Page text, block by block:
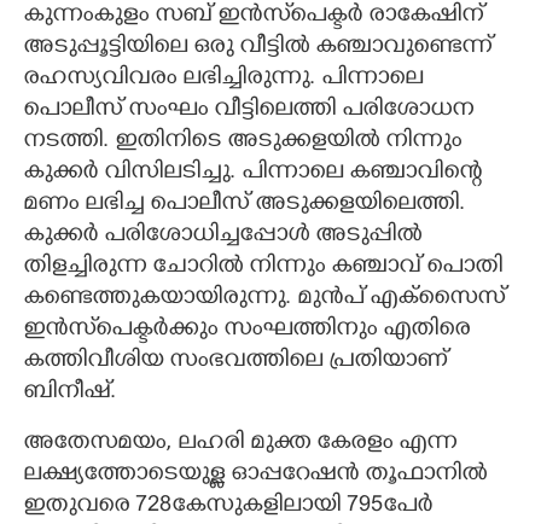
കുന്നംകുളം സബ് ഇൻസ്‌പെക്ടർ രാകേഷിന്
അടുപ്പൂട്ടിയിലെ ഒരു വീട്ടിൽ ക‌ഞ്ചാവുണ്ടെന്ന്
രഹസ്യവിവരം ലഭിച്ചിരുന്നു. പിന്നാലെ
പൊലീസ് സംഘം വീട്ടിലെത്തി പരിശോധന
നടത്തി. ഇതിനിടെ അടുക്കളയിൽ നിന്നും
കുക്കർ വിസിലടിച്ചു. പിന്നാലെ കഞ്ചാവിന്റെ
മണം ലഭിച്ച പൊലീസ് അടുക്കളയിലെത്തി.
കുക്കർ പരിശോധിച്ചപ്പോൾ അടുപ്പിൽ
തിളച്ചിരുന്ന ചോറിൽ നിന്നും കഞ്ചാവ് പൊതി
കണ്ടെത്തുകയായിരുന്നു. മുൻപ് എക്സെെസ്
ഇൻസ്‌പെക്ടർക്കും സംഘത്തിനും എതിരെ
കത്തിവീശിയ സംഭവത്തിലെ പ്രതിയാണ്
ബിനീഷ്.
അതേസമയം, ലഹരി മുക്ത കേരളം എന്ന
ലക്ഷ്യത്തോടെയുള്ള ഓപ്പറേഷൻ തൂഫാനിൽ
ഇതുവരെ 728കേസുകളിലായി 795പേർ